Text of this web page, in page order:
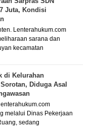
Juta, Kondisi
Lenterahukum.com
sarana dan
kecamatan
di Kelurahan
Diduga Asal
melalui Dinas Pekerjaan
sedang